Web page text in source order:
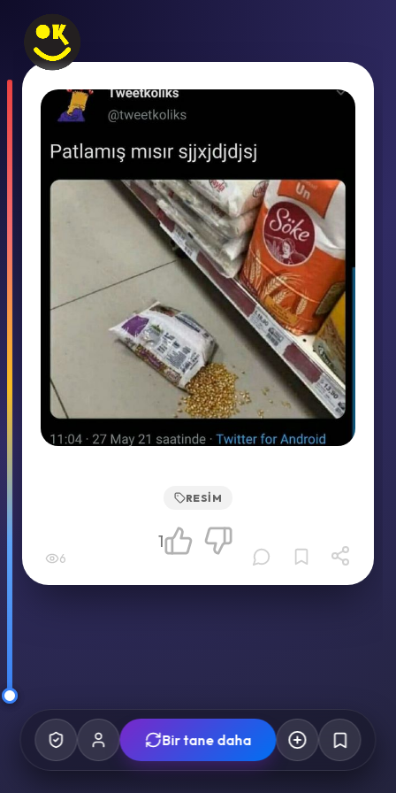
RESIM
6
1
Bir tane daha